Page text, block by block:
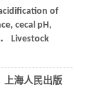
of
cecal pH,
Livestock
上海人民出版